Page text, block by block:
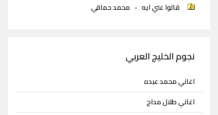
قالوا عني ايه - محمد حماقي
نجوم الخليج العربي
اغاني محمد عبده
اغاني طلال مداح